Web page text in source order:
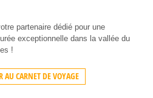
partenaire dédié pour une
exceptionnelle dans la vallée du
!
AU CARNET DE VOYAGE